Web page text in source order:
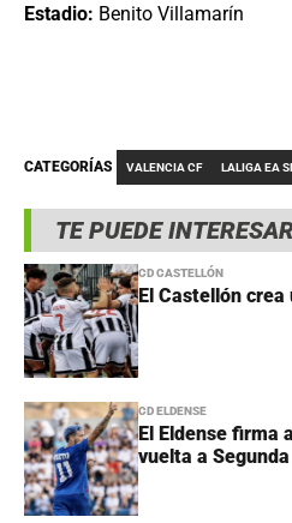
TE PUEDE
CD CASTELLÓN
El Castellón
CD ELDENSE
El Eldense firma
vuelta a Segunda
Estadio: Benito Villamarín
CATEGORÍAS VALENCIA CF LALIGA EA